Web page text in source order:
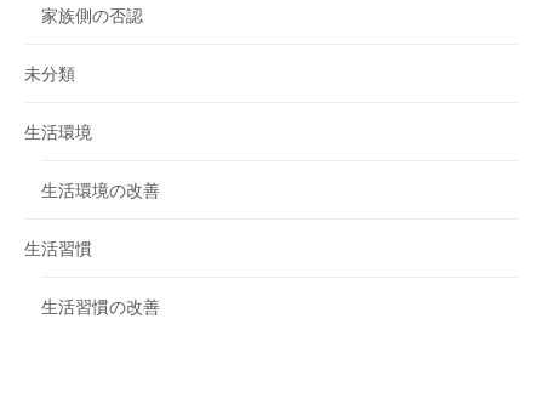
家族側の否認
未分類
生活環境
生活環境の改善
生活習慣
生活習慣の改善